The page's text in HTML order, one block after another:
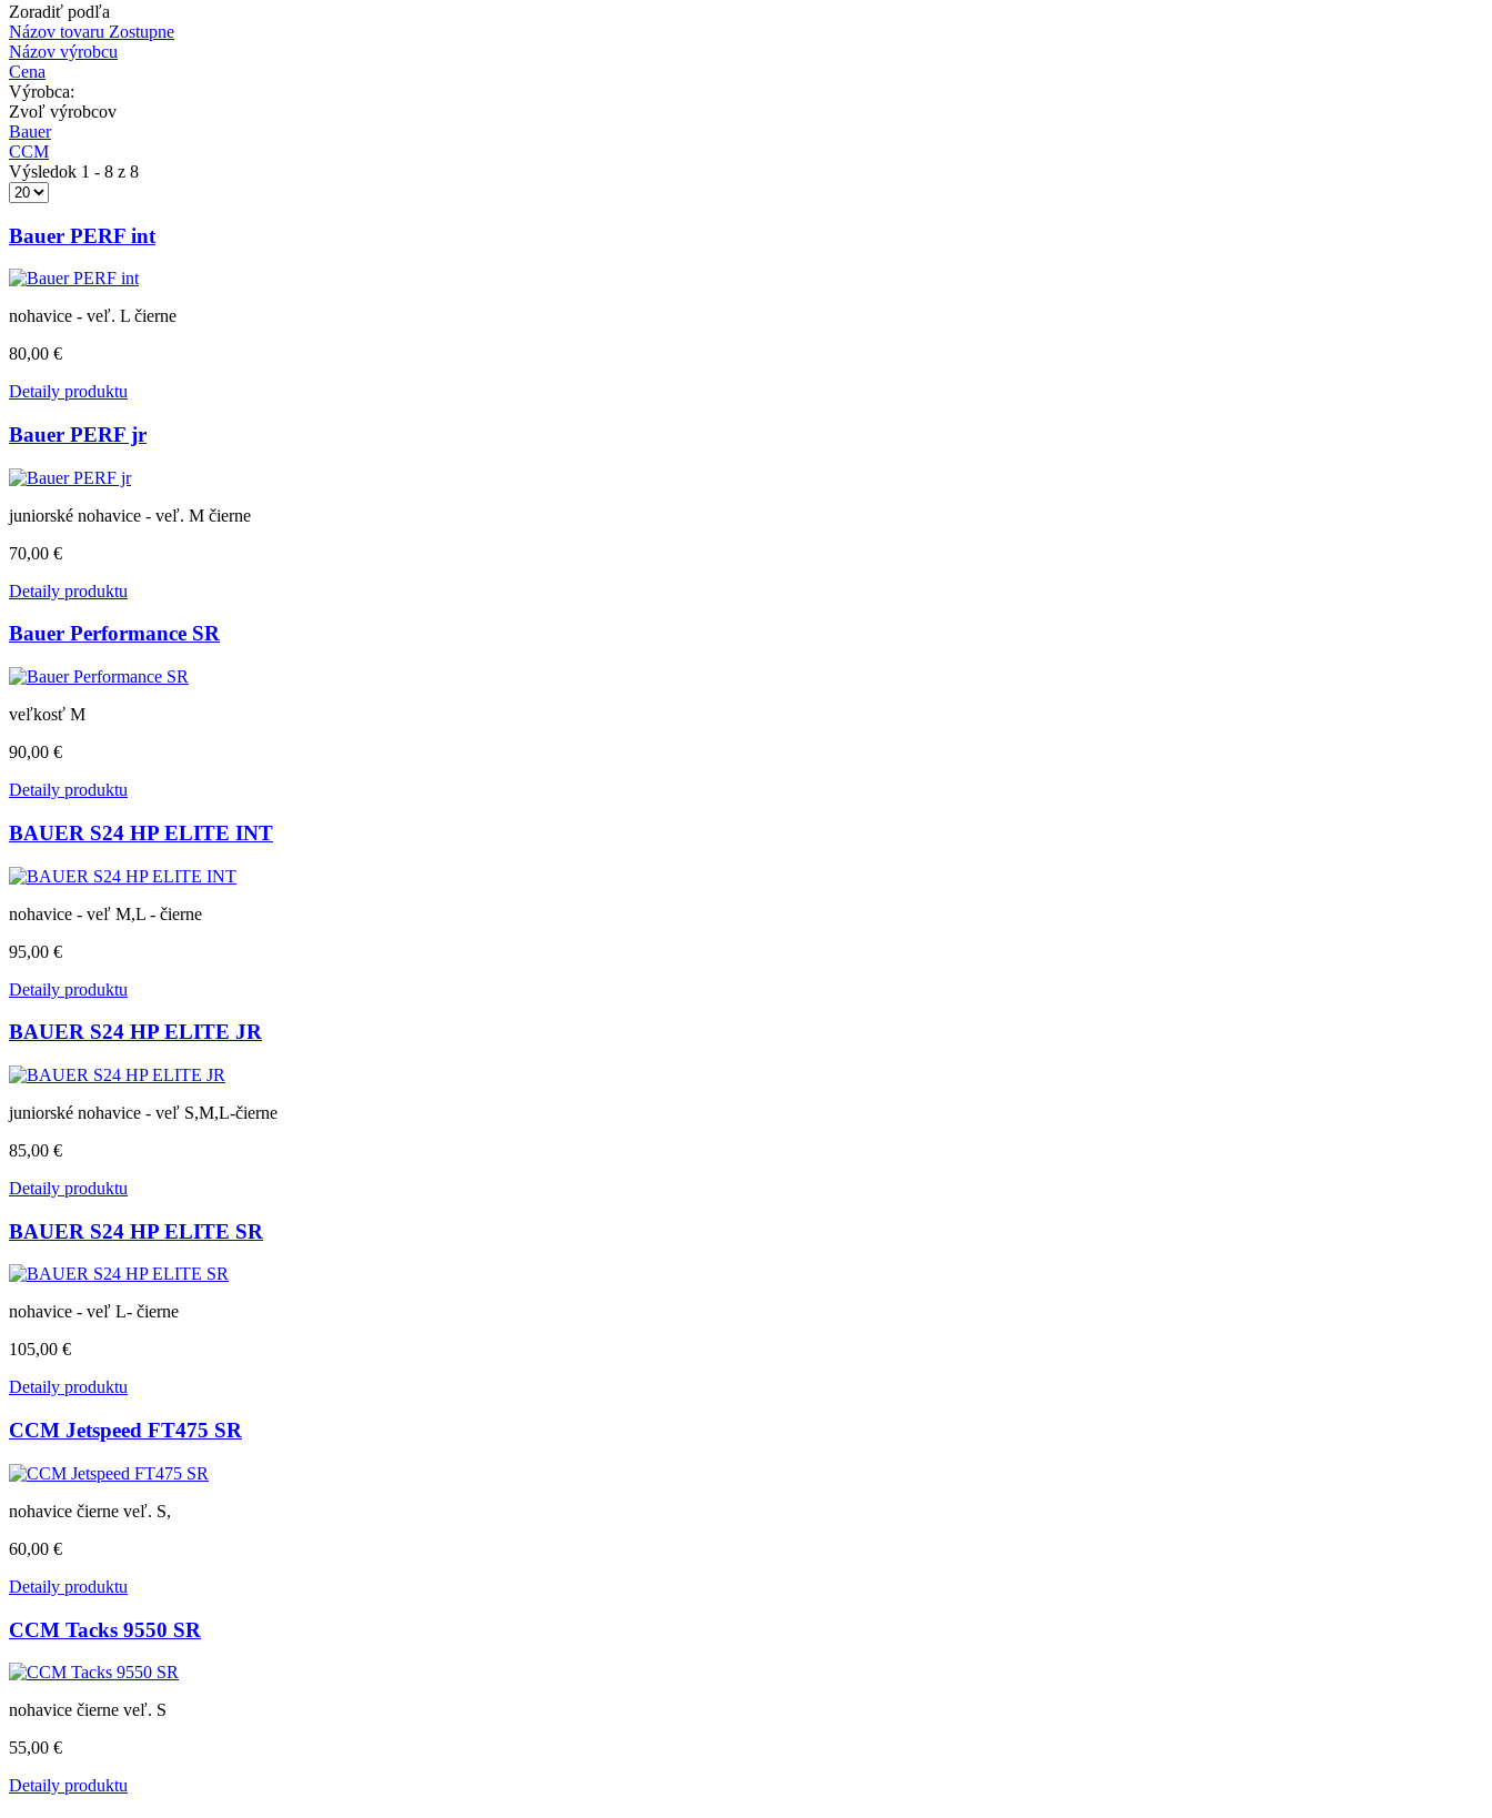
Zoradiť podľa
Názov tovaru Zostupne
Názov výrobcu
Cena
Výrobca:
Zvoľ výrobcov
Bauer
CCM
Výsledok 1 - 8 z 8
Bauer PERF int
nohavice - veľ. L čierne
80,00 €
Detaily produktu
Bauer PERF jr
juniorské nohavice - veľ. M čierne
70,00 €
Detaily produktu
Bauer Performance SR
veľkosť M
90,00 €
Detaily produktu
BAUER S24 HP ELITE INT
nohavice - veľ M,L - čierne
95,00 €
Detaily produktu
BAUER S24 HP ELITE JR
juniorské nohavice - veľ S,M,L-čierne
85,00 €
Detaily produktu
BAUER S24 HP ELITE SR
nohavice - veľ L- čierne
105,00 €
Detaily produktu
CCM Jetspeed FT475 SR
nohavice čierne veľ. S,
60,00 €
Detaily produktu
CCM Tacks 9550 SR
nohavice čierne veľ. S
55,00 €
Detaily produktu